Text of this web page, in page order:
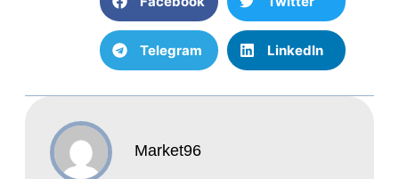
Telegram LinkedIn
Market96